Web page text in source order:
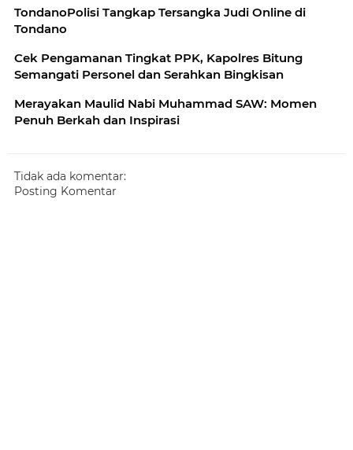
TondanoPolisi Tangkap Tersangka Judi Online di
Tondano
Cek Pengamanan Tingkat PPK, Kapolres Bitung
Semangati Personel dan Serahkan Bingkisan
Merayakan Maulid Nabi Muhammad SAW: Momen
Penuh Berkah dan Inspirasi
Tidak ada komentar:
Posting Komentar